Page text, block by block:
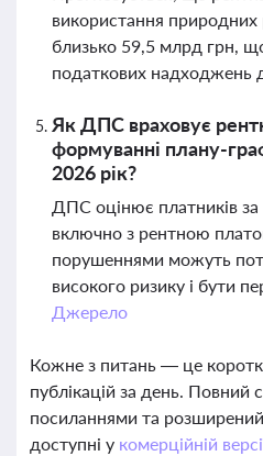
використання природних
близько 59,5 млрд грн,
податкових надходжень
Як ДПС враховує
формуванні плану-
2026 рік?
ДПС оцінює платників за
включно з рентною
порушеннями можуть
високого ризику і бути
Джерело
Кожне з питань — це
публікацій за день.
посиланнями та
доступні у комерційній